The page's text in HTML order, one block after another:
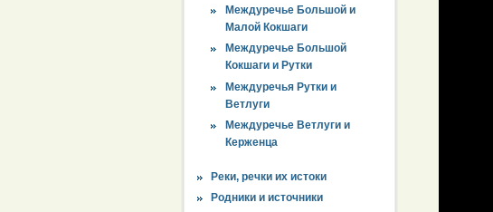
Междуречье Большой и
Малой Кокшаги
Междуречье Большой
Кокшаги и Рутки
Междуречья Рутки и
Ветлуги
Междуречье Ветлуги и
Керженца
Реки, речки их истоки
Родники и источники